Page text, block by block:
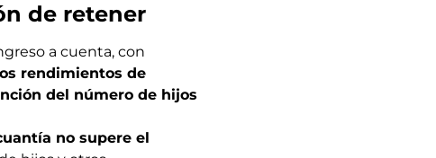
de retener
a cuenta, con
rendimientos de
del número de hijos
no supere el